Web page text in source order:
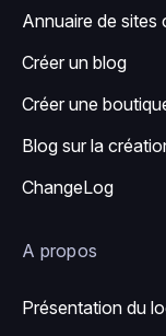
Annuaire de sites
Créer un blog
Créer une
Blog sur la
ChangeLog
A propos
Présentation du